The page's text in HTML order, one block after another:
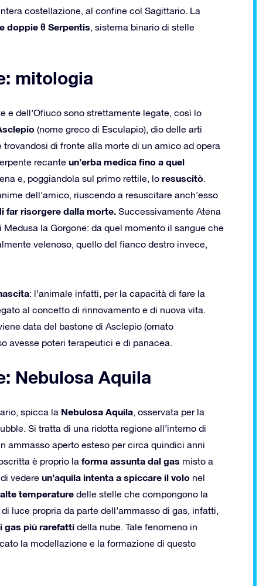
costellazione, al confine col Sagittario. La
doppie θ Serpentis, sistema binario di stelle
mitologia
e dell’Ofiuco sono strettamente legate, così lo
(nome greco di Esculapio), dio delle arti
di fronte alla morte di un amico ad opera
recante un’erba medica fino a quel
e, poggiandola sul primo rettile, lo resuscitò.
dell’amico, riuscendo a resuscitare anch’esso
far risorgere dalla morte. Successivamente Atena
la Gorgone: da quel momento il sangue che
velenoso, quello del fianco destro invece,
: l’animale infatti, per la capacità di fare la
al concetto di rinnovamento e di nuova vita.
data del bastone di Asclepio (ornato
avesse poteri terapeutici e di panacea.
Nebulosa Aquila
spicca la Nebulosa Aquila, osservata per la
Si tratta di una ridotta regione all’interno di
ammasso aperto esteso per circa quindici anni
è proprio la forma assunta dal gas misto a
vedere un’aquila intenta a spiccare il volo nel
alte temperature delle stelle che compongono la
luce propria da parte dell’ammasso di gas, infatti,
gas più rarefatti della nube. Tale fenomeno in
la modellazione e la formazione di questo